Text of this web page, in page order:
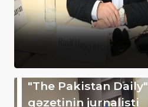
"The Pakistan Daily"
qəzetinin jurnalisti